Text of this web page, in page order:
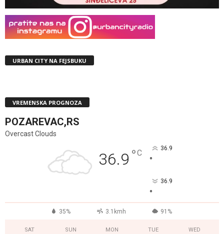
URBAN CITY NA FEJSBUKU
VREMENSKA PROGNOZA
POZAREVAC,RS
Overcast Clouds
36.9 °C 36.9
°
36.9
°
35% 3.1kmh 91%
SAT SUN MON TUE WED